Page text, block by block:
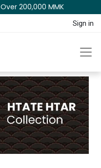
200,000 MM​K​​
Sign in